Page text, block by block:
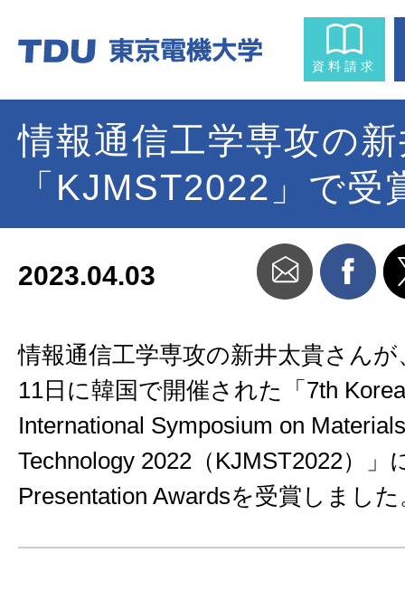
資料請求
情報通信工学専攻の
「KJMST2022」で受
2023.04.03
情報通信工学専攻の新井太貴さん
11日に韓国で開催された「7th
International Symposium on
Technology 2022（KJMST2022）」
Presentation Awardsを受賞しました